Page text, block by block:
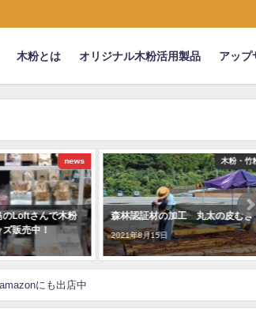
木粉とは オリジナル木粉活用製品 アップ
news
のLoftさんで木粉
販売中！
木粉・竹
森林認証材の加工 丸太の皮むき
2021年8月15日
にも出店中